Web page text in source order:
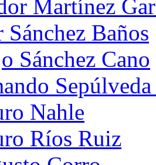
Martínez
Baños
Sánchez Cano
Nahle
Ríos Ruiz